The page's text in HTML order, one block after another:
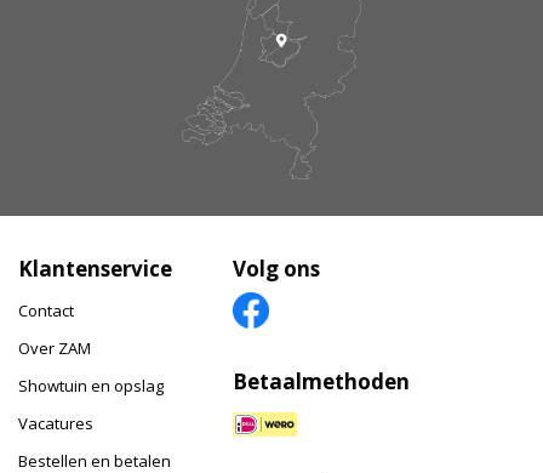
Klantenservice
Contact
Over ZAM
Showtuin en opslag
Vacatures
Bestellen en betalen
Volg ons
Betaalmethoden